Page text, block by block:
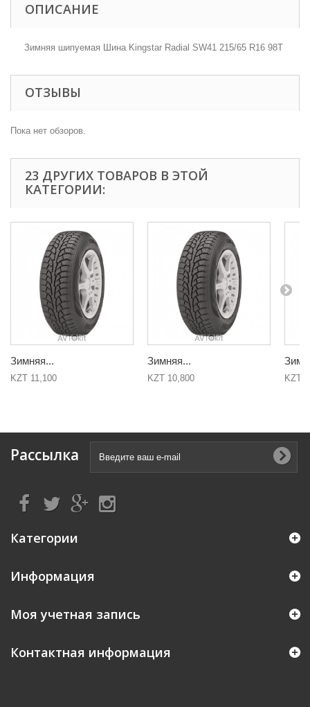
ОПИСАНИЕ
Зимняя шипуемая Шина Kingstar Radial SW41 215/65 R16 98T
ОТЗЫВЫ
Пока нет обзоров.
23 ДРУГИХ ТОВАРОВ В ЭТОЙ
КАТЕГОРИИ:
Зимняя...
KZT 11,100
Зимняя...
KZT 10,800 KZT
Рассылка
Категории
Информация
Моя учетная запись
Контактная информация